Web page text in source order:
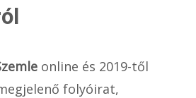
online és 2019-től
folyóirat,